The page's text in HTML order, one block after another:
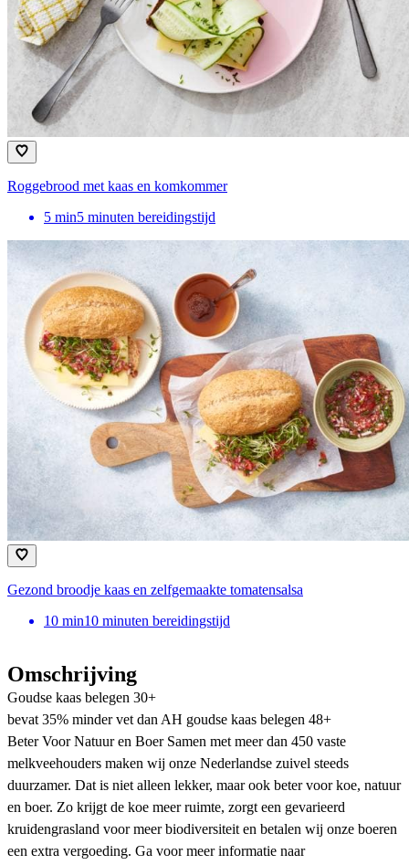
Roggebrood met kaas en komkommer
5 min5 minuten bereidingstijd
Gezond broodje kaas en zelfgemaakte tomatensalsa
10 min10 minuten bereidingstijd
Omschrijving
Goudse kaas belegen 30+
bevat 35% minder vet dan AH goudse kaas belegen 48+
Beter Voor Natuur en Boer Samen met meer dan 450 vaste
melkveehouders maken wij onze Nederlandse zuivel steeds
duurzamer. Dat is niet alleen lekker, maar ook beter voor koe, natuur
en boer. Zo krijgt de koe meer ruimte, zorgt een gevarieerd
kruidengrasland voor meer biodiversiteit en betalen wij onze boeren
een extra vergoeding. Ga voor meer informatie naar